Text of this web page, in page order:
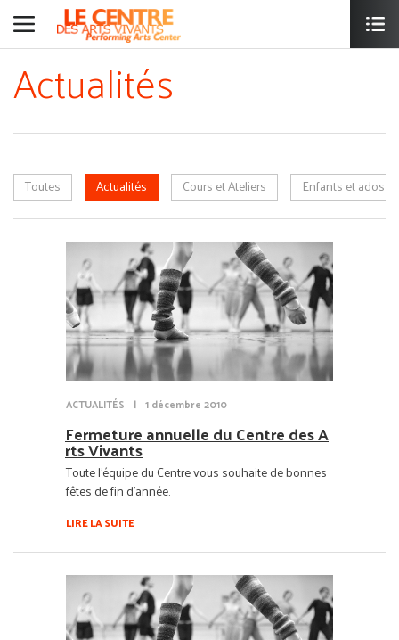
Actualités
Toutes Actualités Cours et Ateliers Enfants et ados
ACTUALITÉS | 1 décembre 2010
Fermeture annuelle du Centre des A
rts Vivants
Toute l'équipe du Centre vous souhaite de bonnes
fêtes de fin d'année.
LIRE LA SUITE